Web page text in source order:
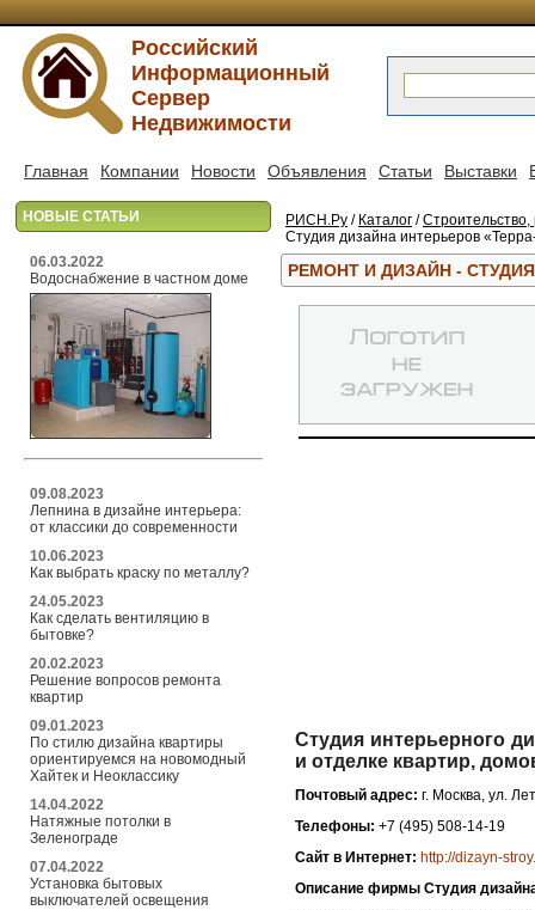
Российский
Информационный
Сервер
Недвижимости
Главная Компании Новости Объявления Статьи Выставки
НОВЫЕ СТАТЬИ
06.03.2022
Водоснабжение в частном доме
09.08.2023
Лепнина в дизайне интерьера:
от классики до современности
10.06.2023
Как выбрать краску по металлу?
24.05.2023
Как сделать вентиляцию в
бытовке?
20.02.2023
Решение вопросов ремонта
квартир
09.01.2023
По стилю дизайна квартиры
ориентируемся на новомодный
Хайтек и Неоклассику
14.04.2022
Натяжные потолки в
Зеленограде
07.04.2022
Установка бытовых
выключателей освещения
РИСН.Ру / Каталог /
Студия дизайна интерьеров
РЕМОНТ И ДИЗАЙН -
Студия интерьерного
и отделке квартир,
Почтовый адрес: г. Москва, ул.
Телефоны: +7 (495) 508-14-19
Сайт в Интернет: http://dizayn-
Описание фирмы Студия